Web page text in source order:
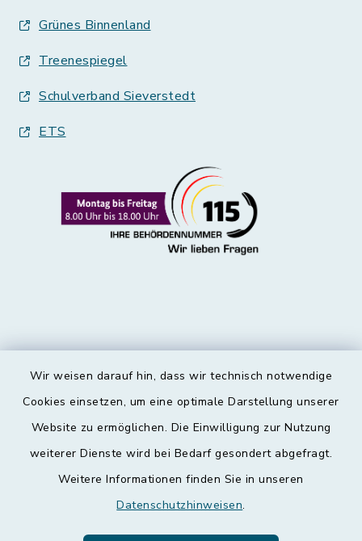
Wir weisen darauf hin, dass wir technisch notwendige
Cookies einsetzen, um eine optimale Darstellung unserer
Website zu ermöglichen. Die Einwilligung zur Nutzung
weiterer Dienste wird bei Bedarf gesondert abgefragt.
Weitere Informationen finden Sie in unseren
Datenschutzhinweisen.
Grünes Binnenland
Treenespiegel
Schulverband Sieverstedt
ETS
Kontakt
Datenschutz